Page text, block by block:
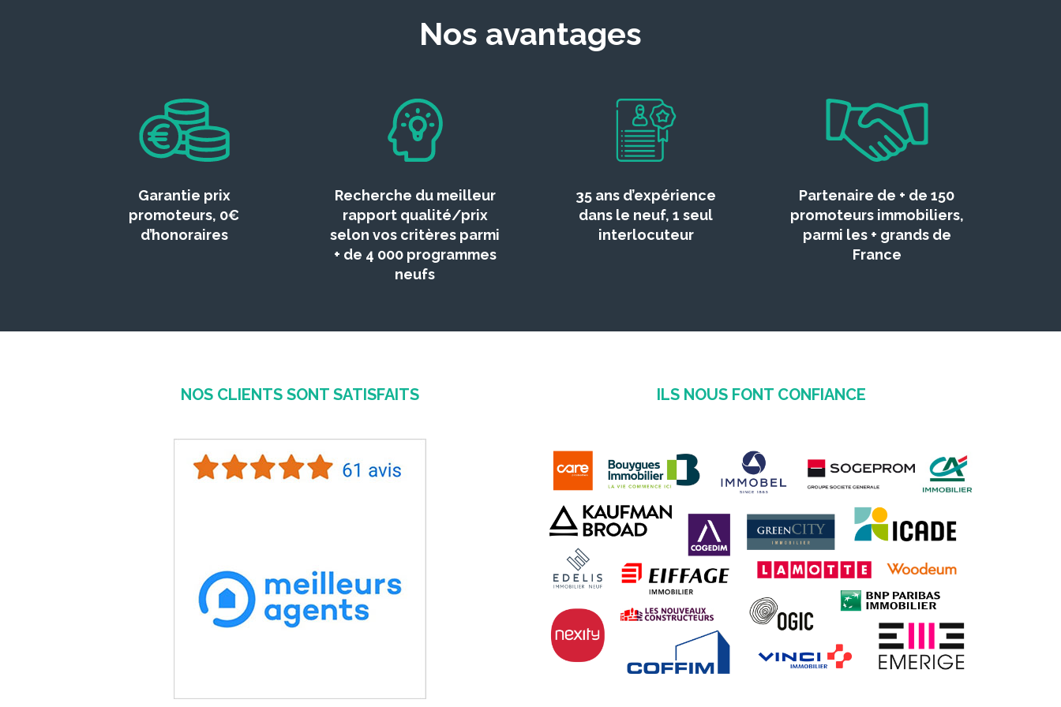
Nos avantages
Garantie prix
promoteurs, 0€
d’honoraires
Recherche du meilleur
rapport qualité/prix
selon vos critères parmi
+ de 4 000 programmes
neufs
35 ans d’expérience
dans le neuf, 1 seul
interlocuteur
Partenaire de + de 150
promoteurs immobiliers,
parmi les + grands de
France
NOS CLIENTS SONT SATISFAITS ILS NOUS FONT CONFIANCE